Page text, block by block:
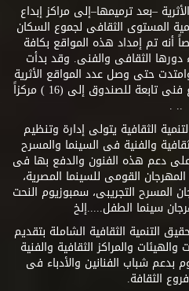
–بعد ترميمها–إلى مراكز إبداع
المستوى الثقافى لجموع السكان
أنه تم إمداد هذه المواقع بكافة
دورها الثقافى والفنى. وقد بدأت
الهراوى وامتدت حتى وصل عدد المواقع الأثرية
التى تم تحويلها إلى مراكز إبداع فنى تابعة للصندوق إلى (16 ) مركزاً
.. .
الثقافية يتولى إدارة وتنظيم
والفنية فى السينما والمسرح
دعم هذه الفنون والدفع بها فى
القومى للسينما المصرية،
المسرح التجريبى، سمبوزيوم النحت
سينما الطفل.....إلخ
التنمية الثقافية الشاملة بتقديم
والمراكز الثقافية والفنية
بدعم شباب الفنانين والأدباء فى
الثقافة.